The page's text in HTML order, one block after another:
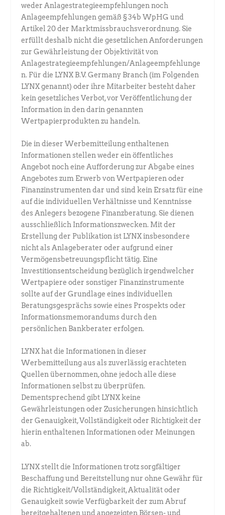
weder Anlagestrategieempfehlungen noch
Anlageempfehlungen gemäß § 34b WpHG und
Artikel 20 der Marktmissbrauchsverordnung. Sie
erfüllt deshalb nicht die gesetzlichen Anforderungen
zur Gewährleistung der Objektivität von
Anlagestrategieempfehlungen/Anlageempfehlunge
n. Für die LYNX B.V. Germany Branch (im Folgenden
LYNX genannt) oder ihre Mitarbeiter besteht daher
kein gesetzliches Verbot, vor Veröffentlichung der
Information in den darin genannten
Wertpapierprodukten zu handeln.
Die in dieser Werbemitteilung enthaltenen
Informationen stellen weder ein öffentliches
Angebot noch eine Aufforderung zur Abgabe eines
Angebotes zum Erwerb von Wertpapieren oder
Finanzinstrumenten dar und sind kein Ersatz für eine
auf die individuellen Verhältnisse und Kenntnisse
des Anlegers bezogene Finanzberatung. Sie dienen
ausschließlich Informationszwecken. Mit der
Erstellung der Publikation ist LYNX insbesondere
nicht als Anlageberater oder aufgrund einer
Vermögensbetreuungspflicht tätig. Eine
Investitionsentscheidung bezüglich irgendwelcher
Wertpapiere oder sonstiger Finanzinstrumente
sollte auf der Grundlage eines individuellen
Beratungsgesprächs sowie eines Prospekts oder
Informationsmemorandums durch den
persönlichen Bankberater erfolgen.
LYNX hat die Informationen in dieser
Werbemitteilung aus als zuverlässig erachteten
Quellen übernommen, ohne jedoch alle diese
Informationen selbst zu überprüfen.
Dementsprechend gibt LYNX keine
Gewährleistungen oder Zusicherungen hinsichtlich
der Genauigkeit, Vollständigkeit oder Richtigkeit der
hierin enthaltenen Informationen oder Meinungen
ab.
LYNX stellt die Informationen trotz sorgfältiger
Beschaffung und Bereitstellung nur ohne Gewähr für
die Richtigkeit/Vollständigkeit, Aktualität oder
Genauigkeit sowie Verfügbarkeit der zum Abruf
bereitgehaltenen und angezeigten Börsen- und